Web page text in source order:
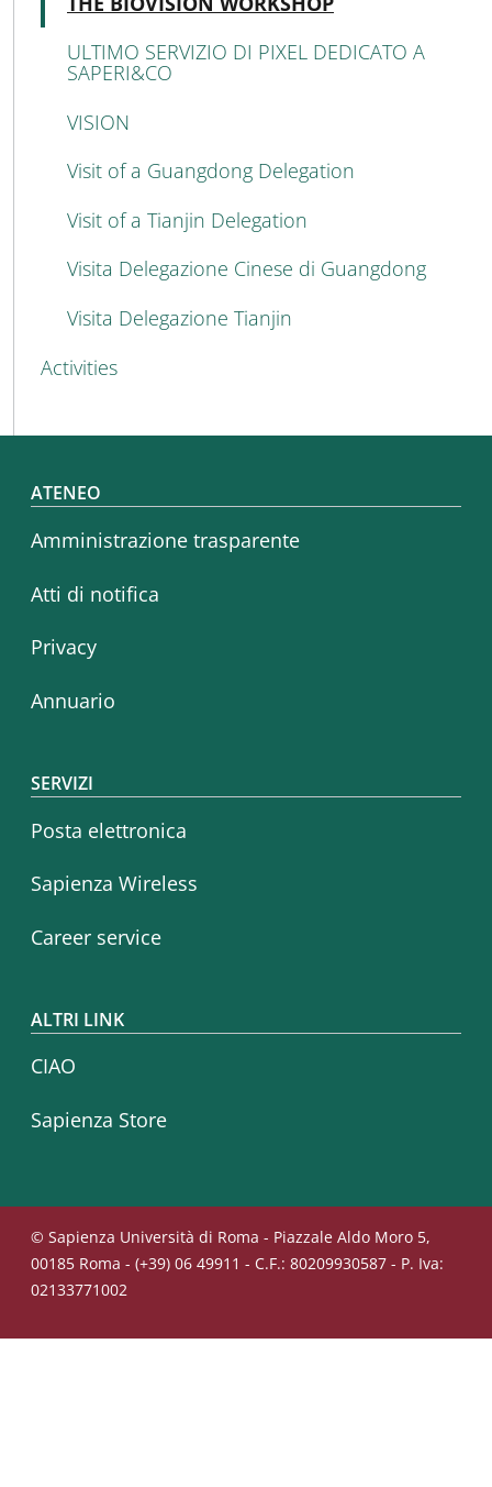
ULTIMO SERVIZIO DI PIXEL DEDICATO A
SAPERI&CO
VISION
Visit of a Guangdong Delegation
Visit of a Tianjin Delegation
Visita Delegazione Cinese di Guangdong
Visita Delegazione Tianjin
Activities
Footer menu
ATENEO
Amministrazione trasparente
Atti di notifica
Privacy
Annuario
SERVIZI
Posta elettronica
Sapienza Wireless
Career service
ALTRI LINK
CIAO
Sapienza Store
© Sapienza Università di Roma - Piazzale Aldo Moro 5,
00185 Roma - (+39) 06 49911 - C.F.: 80209930587 - P. Iva:
02133771002